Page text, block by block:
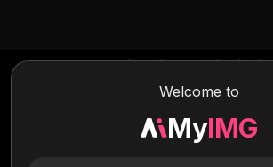
Welcome to
MyIMG
सेकंडों में कस्टम संगीत वीडियो बनाएं। अपने दृष्टिकोण का
तैयार करता है। कोई वॉटरमार्क नहीं, कोई पंजीकरण